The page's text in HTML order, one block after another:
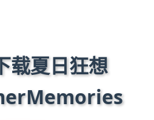
载夏日狂想